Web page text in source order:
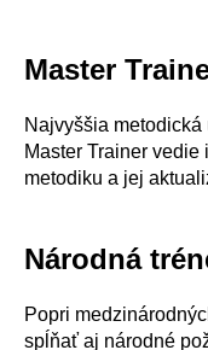
Master
Najvyššia
Master Trainer vedie
metodiku a jej
Národná
Popri
spĺňať aj národné